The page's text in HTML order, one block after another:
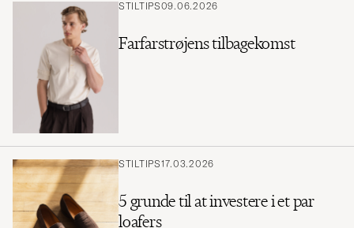
STILTIPS09.06.2026
Farfarstrøjens tilbagekomst
STILTIPS17.03.2026
5 grunde til at investere i et par
loafers